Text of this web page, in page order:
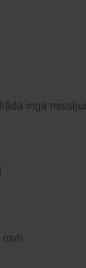
inga
mvh